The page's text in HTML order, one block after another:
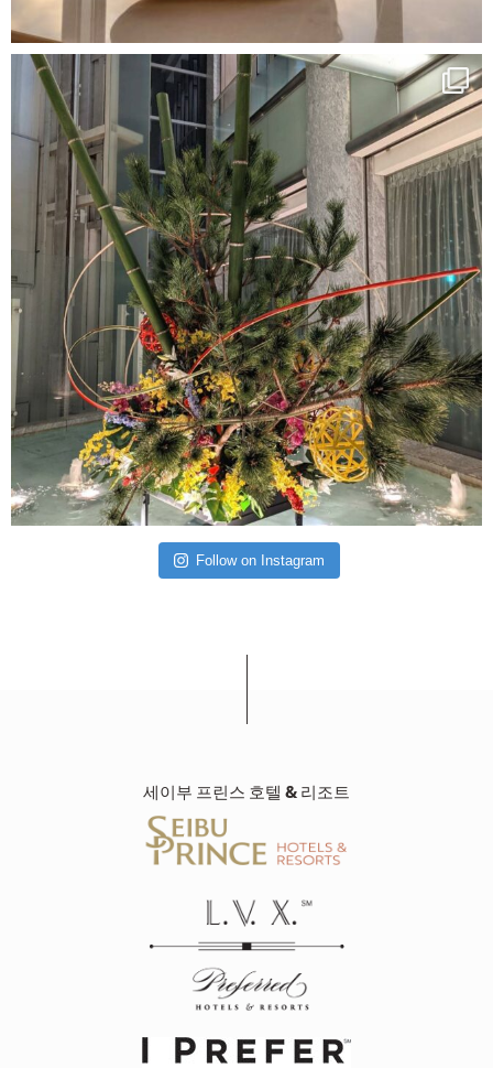
Follow on Instagram
세이부 프린스 호텔 & 리조트